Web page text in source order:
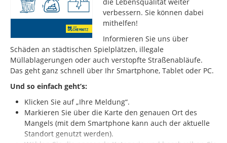
verbessern. Sie können dabei
mithelfen!
Informieren Sie uns über
Schäden an städtischen Spielplätzen, illegale
Müllablagerungen oder auch verstopfte Straßenabläufe.
Das geht ganz schnell über Ihr Smartphone, Tablet oder PC.
Und so einfach geht’s:
Klicken Sie auf „Ihre Meldung“.
Markieren Sie über die Karte den genauen Ort des
Mangels (mit dem Smartphone kann auch der aktuelle
Standort genutzt werden).